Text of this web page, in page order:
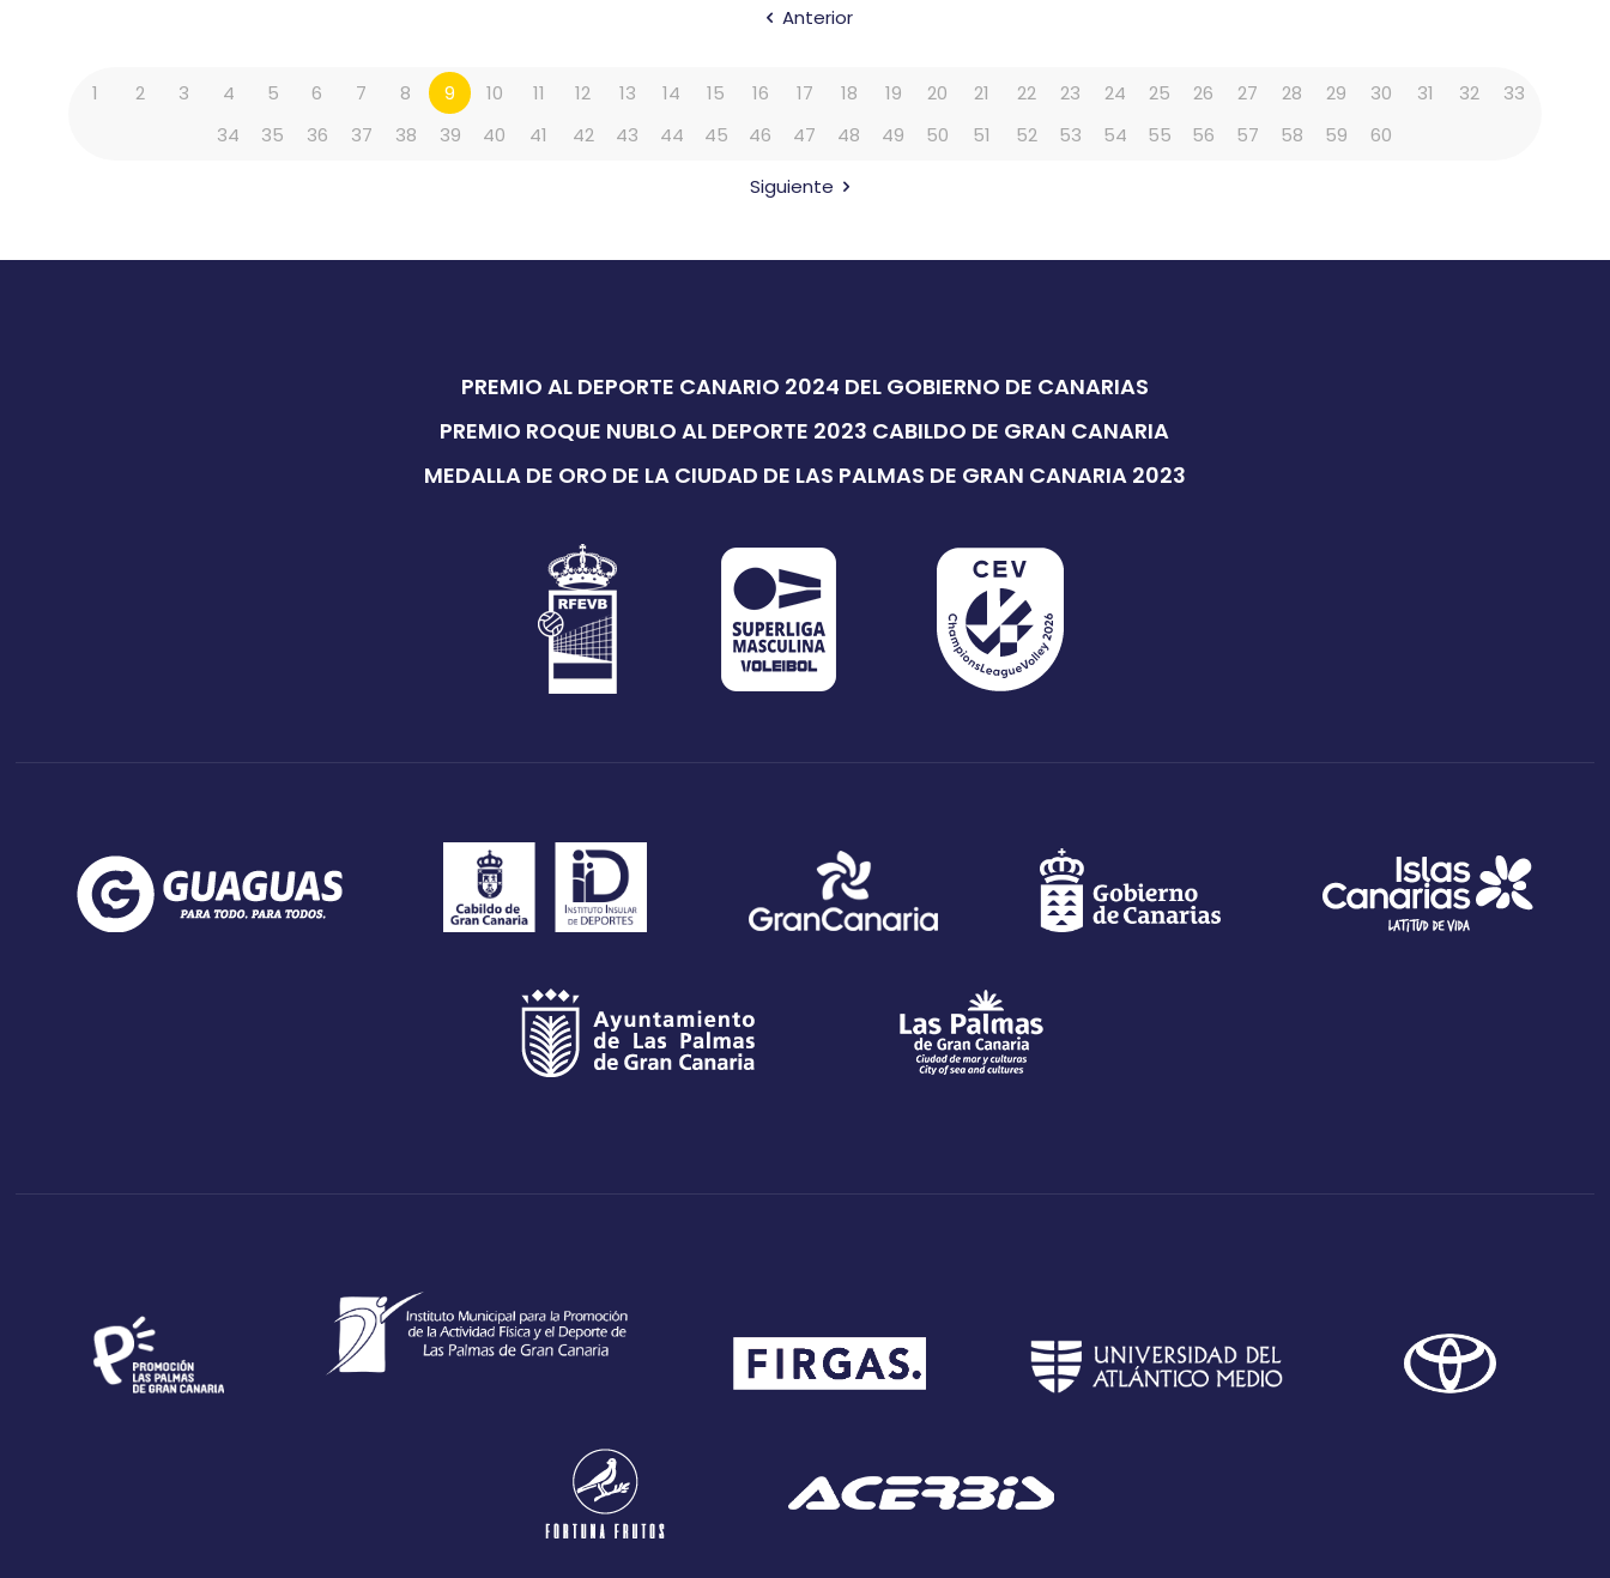
Anterior
1 2 3 4 5 6 7 8 9 10 11 12 13 14 15 16 17 18 19 20 21 22 23 24 25 26 27 28 29 30 31 32
33
34
35 36 37 38 39 40 41 42 43 44 45 46 47 48 49 50 51 52 53 54 55 56 57 58 59 60
Siguiente
PREMIO AL DEPORTE CANARIO 2024 DEL GOBIERNO DE CANARIAS
PREMIO ROQUE NUBLO AL DEPORTE 2023 CABILDO DE GRAN CANARIA
MEDALLA DE ORO DE LA CIUDAD DE LAS PALMAS DE GRAN CANARIA 2023